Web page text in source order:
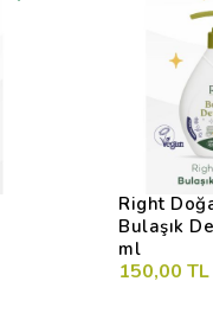
Right
Bulaşık
ml
150,00 TL